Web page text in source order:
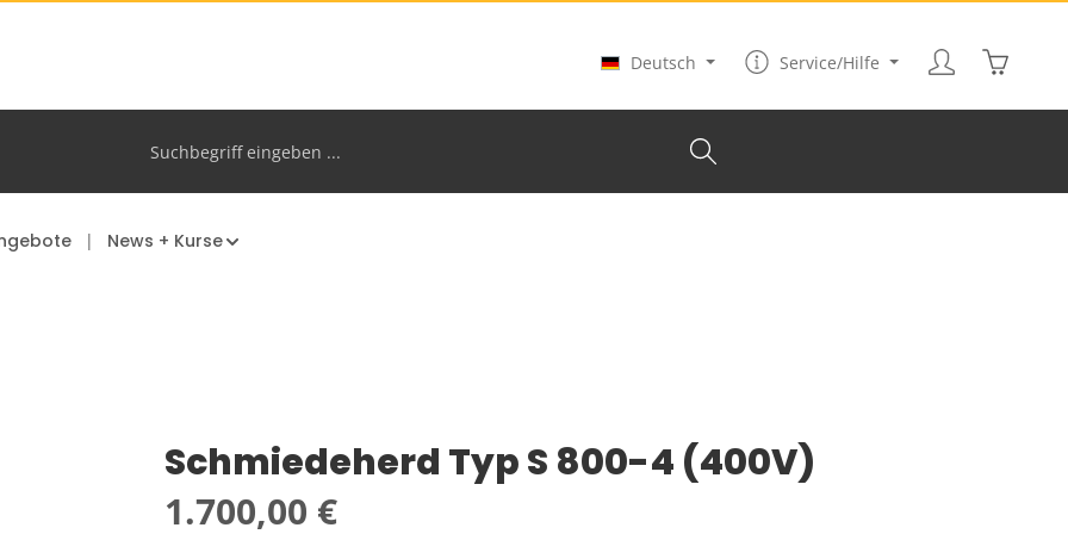
Deutsch
Service/Hilfe
News + Kurse
Schmiedeherd Typ S 800-4 (400V)
Regulärer Preis:
1.700,00 €